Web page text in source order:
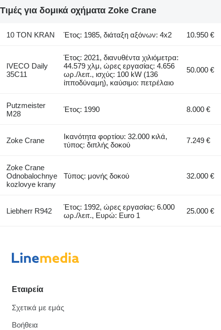
Τιμές για δομικά οχήματα Zoke Crane
10 TON KRAN Έτος: 1985, διάταξη αξόνων: 4x2 10.950 €
IVECO Daily
35C11
Έτος: 2021, διανυθέντα χιλιόμετρα:
44.579 χλμ, ώρες εργασίας: 4.656
ωρ./λειτ., ισχύς: 100 kW (136
ίπποδύναμη), καύσιμο: πετρέλαιο
50.000 €
Putzmeister
M28
Έτος: 1990 8.000 €
Zoke Crane
Ικανότητα φορτίου: 32.000 κιλά,
τύπος: διπλής δοκού
7.249 €
Zoke Crane
Odnobalochnye
kozlovye krany
Τύπος: μονής δοκού 32.000 €
Liebherr R942
Έτος: 1992, ώρες εργασίας: 6.000
ωρ./λειτ., Ευρώ: Euro 1
25.000 €
Εταιρεία
Σχετικά με εμάς
Βοήθεια